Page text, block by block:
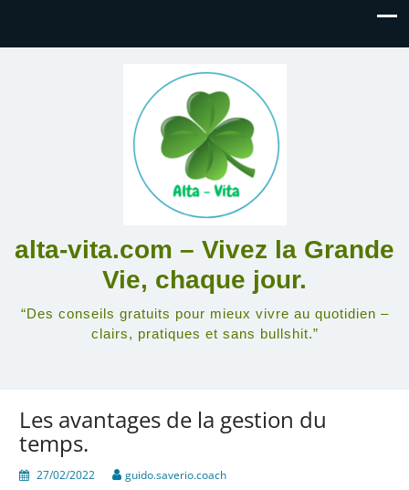
alta-vita.com – Vivez la Grande
Vie, chaque jour.
“Des conseils gratuits pour mieux vivre au quotidien –
clairs, pratiques et sans bullshit.”
Les avantages de la gestion du
temps.
27/02/2022 guido.saverio.coach